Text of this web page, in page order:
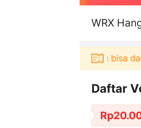
WRX
di aplikasi Akulaku bisa dapat
Daftar